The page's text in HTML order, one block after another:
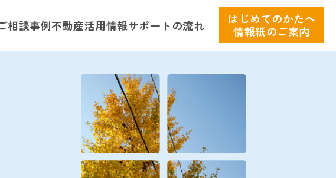
相談事例不動産活用情報サポートの流れ
はじめてのかたへ
情報紙のご案内